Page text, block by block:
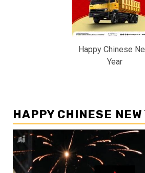
Happy Chinese
Year
HAPPY CHINESE NEW
Pemutar